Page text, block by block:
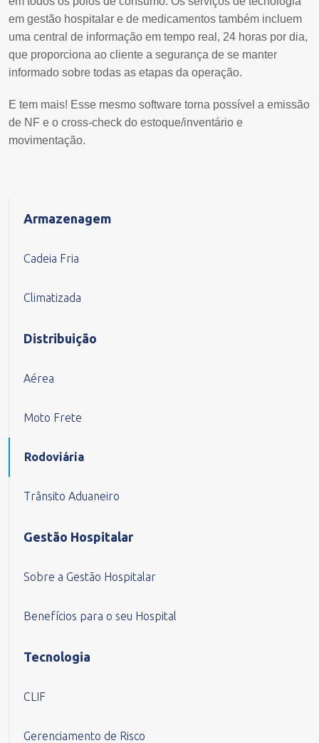
em gestão hospitalar e de medicamentos também incluem
uma central de informação em tempo real, 24 horas por dia,
que proporciona ao cliente a segurança de se manter
informado sobre todas as etapas da operação.
E tem mais! Esse mesmo software torna possível a emissão
de NF e o cross-check do estoque/inventário e
movimentação.
Armazenagem
Cadeia Fria
Climatizada
Distribuição
Aérea
Moto Frete
Rodoviária
Trânsito Aduaneiro
Gestão Hospitalar
Sobre a Gestão Hospitalar
Benefícios para o seu Hospital
Tecnologia
CLIF
Gerenciamento de Risco